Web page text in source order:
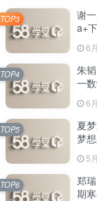
谢
a+
6
TOP3
朱
一
6
TOP4
夏
梦
5
TOP5
郑
期
TOP6